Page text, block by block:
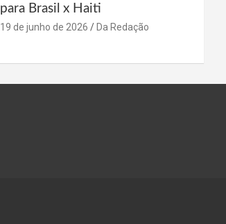
para Brasil x Haiti
19 de junho de 2026 Da Redação